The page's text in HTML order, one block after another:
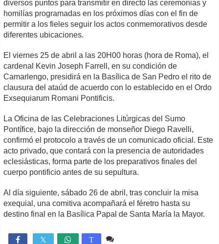
diversos puntos para transmitir en directo las ceremonias y
homilías programadas en los próximos días con el fin de
permitir a los fieles seguir los actos conmemorativos desde
diferentes ubicaciones.
El viernes 25 de abril a las 20H00 horas (hora de Roma), el
cardenal Kevin Joseph Farrell, en su condición de
Camarlengo, presidirá en la Basílica de San Pedro el rito de
clausura del ataúd de acuerdo con lo establecido en el Ordo
Exsequiarum Romani Pontificis.
La Oficina de las Celebraciones Litúrgicas del Sumo
Pontífice, bajo la dirección de monseñor Diego Ravelli,
confirmó el protocolo a través de un comunicado oficial. Este
acto privado, que contará con la presencia de autoridades
eclesiásticas, forma parte de los preparativos finales del
cuerpo pontificio antes de su sepultura.
Al día siguiente, sábado 26 de abril, tras concluir la misa
exequial, una comitiva acompañará el féretro hasta su
destino final en la Basílica Papal de Santa María la Mayor.
 T